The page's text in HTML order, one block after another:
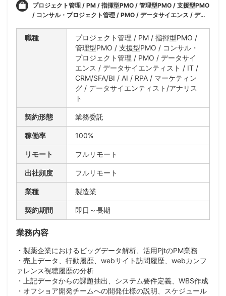
プロジェクト管理 / PM / 指揮型PMO / 管理型PMO / 支援型PMO
/ コンサル・プロジェクト管理 / PMO / データサイエンス / デー
ング / データサイエンティスト/アナリスト
職種
プロジェクト管理 / PM / 指揮型PMO /
管理型PMO / 支援型PMO / コンサル・
プロジェクト管理 / PMO / データサイ
エンス / データサイエンティスト / IT /
CRM/SFA/BI / AI / RPA / マーケティン
グ / データサイエンティスト/アナリス
ト
契約形態 業務委託
稼働率 100%
リモート フルリモート
出社頻度 フルリモート
業種 製造業
契約期間 即日～長期
業務内容
・製薬企業におけるビッグデータ解析、活用PjtのPM業務
・売上データ、行動履歴、webサイト訪問履歴、webカンフ
ァレンス視聴履歴の分析
・上記データからの課題抽出、システム要件定義、WBS作成
・オフショア開発チームへの開発仕様の説明、スケジュール